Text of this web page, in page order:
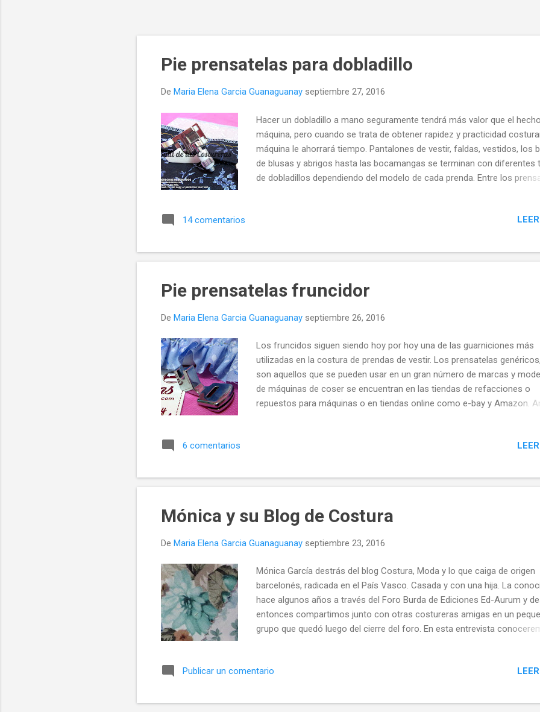
Pie prensatelas para dobladillo
De Maria Elena Garcia Guanaguanay septiembre 27, 2016
Hacer un dobladillo a mano seguramente tendrá más valor que el
máquina, pero cuando se trata de obtener rapidez y practicidad
máquina le ahorrará tiempo. Pantalones de vestir, faldas, vestidos, los
de blusas y abrigos hasta las bocamangas se terminan con diferentes
de dobladillos dependiendo del modelo de cada prenda. Entre los
regular dependiendo de la distancia entre la tela y la puntada zigzag.
traen este pie prensatelas entre sus accesorios. Pero si la suya no lo
quizás pueda encontrar en tiendas especializadas el correspondiente
marca de máquina. Si tampoco lo encuentra allí, existe la opción del
que se puede comprar en tiendas de refacciones o repuestos para
14 comentarios
Pie prensatelas fruncidor
De Maria Elena Garcia Guanaguanay septiembre 26, 2016
Los fruncidos siguen siendo hoy por hoy una de las guarniciones más
utilizadas en la costura de prendas de vestir. Los prensatelas
son aquellos que se pueden usar en un gran número de marcas y
de máquinas de coser se encuentran en las tiendas de refacciones o
repuestos para máquinas o en tiendas online como e-bay y Amazon.
máquina pues no todas tienen las mismas características y quizás
de coser funciona de la misma forma y en unas la costura resulta más
prolija que en otras. Quizás le interese saber: ¿Cómo descargar nuestro
lograr más o menos fruncido dependerá de cuánta tensión le de al hilo
6 comentarios
Mónica y su Blog de Costura
De Maria Elena Garcia Guanaguanay septiembre 23, 2016
Mónica García destrás del blog Costura, Moda y lo que caiga de origen
barcelonés, radicada en el País Vasco. Casada y con una hija. La
hace algunos años a través del Foro Burda de Ediciones Ed-Aurum y
entonces compartimos junto con otras costureras amigas en un
grupo que quedó luego del cierre del foro. En esta entrevista
País Vasco y ya llevo más tiempo aquí que en mi lugar de nacimiento.
adolescente. Mis padres, hermanos y sobrinos viven en Barcelona y la
Publicar un comentario